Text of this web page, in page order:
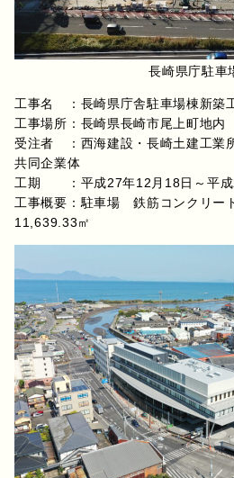
長崎県庁駐車
工事名 ：長崎県庁舎駐車場棟新築
工事場所：長崎県長崎市尾上町地内
受注者 ：西海建設・長崎土建工業
共同企業体
工期 ：平成27年12月18日～平成
工事概要：駐車場 鉄筋コンクリ
11,639.33㎡